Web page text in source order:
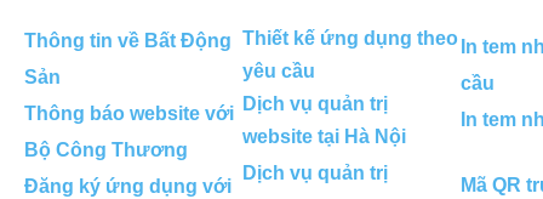
Thông tin về Bất Động
Sản
Thông báo website với
Bộ Công Thương
Đăng ký ứng dụng với
Thiết kế ứng dụng theo
yêu cầu
Dịch vụ quản trị
website tại Hà Nội
Dịch vụ quản trị
In tem
cầu
In tem
Mã QR